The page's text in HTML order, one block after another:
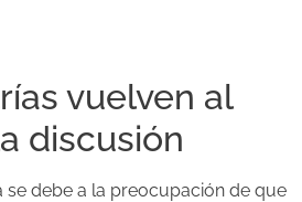
vuelven al
discusión
se debe a la preocupación de que